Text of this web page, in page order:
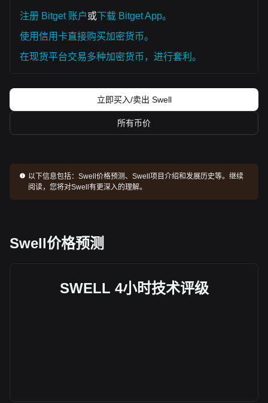
注册 Bitget 账户或下载 Bitget App。
使用信用卡直接购买加密货币。
在现货平台交易多种加密货币，进行套利。
立即买入/卖出 Swell
所有币价
以下信息包括： Swell价格预测、Swell项目介绍和发展历史等。继续
阅读，您将对Swell有更深入的理解。
Swell价格预测
SWELL 4小时技术评级